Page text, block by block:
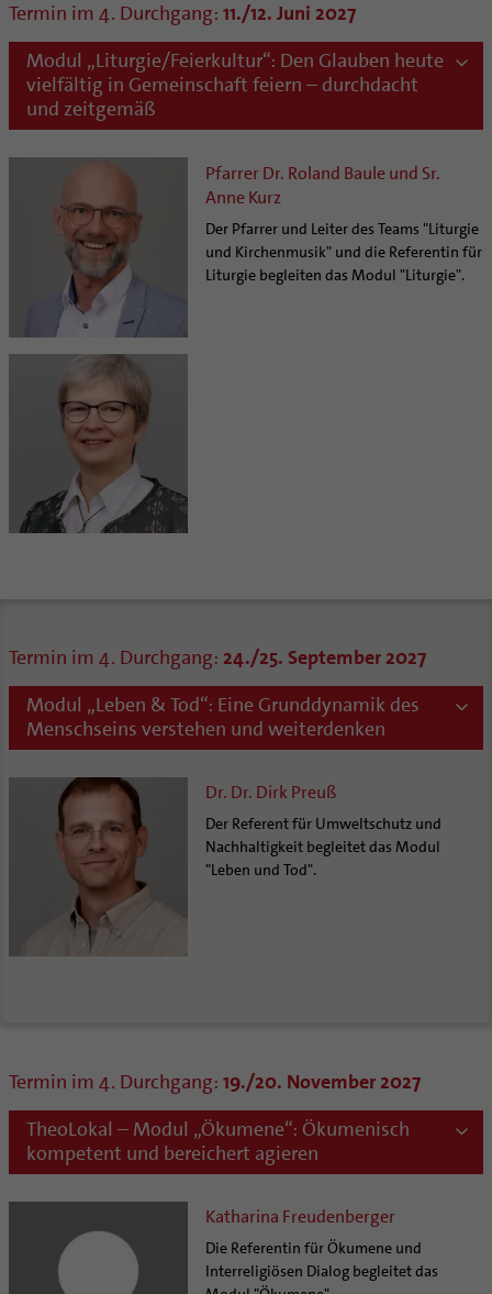
Termin im 4. Durchgang: 11./12. Juni 2027
Modul „Liturgie/Feierkultur“: Den Glauben heute
vielfältig in Gemeinschaft feiern – durchdacht
und zeitgemäß
Pfarrer Dr. Roland Baule und Sr.
Anne Kurz
Der Pfarrer und Leiter des Teams "Liturgie
und Kirchenmusik" und die Referentin für
Liturgie begleiten das Modul "Liturgie".
Termin im 4. Durchgang: 24./25. September 2027
Modul „Leben & Tod“: Eine Grunddynamik des
Menschseins verstehen und weiterdenken
Dr. Dr. Dirk Preuß
Der Referent für Umweltschutz und
Nachhaltigkeit begleitet das Modul
"Leben und Tod".
Termin im 4. Durchgang: 19./20. November 2027
TheoLokal – Modul „Ökumene“: Ökumenisch
kompetent und bereichert agieren
Katharina Freudenberger
Die Referentin für Ökumene und
Interreligiösen Dialog begleitet das